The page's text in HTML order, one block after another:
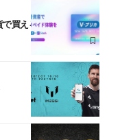
買えるサービスを開始